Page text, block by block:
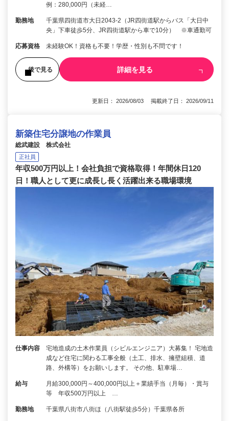
例：280,000円（未経…
勤務地
千葉県四街道市大日2043-2（JR四街道駅からバス「大日中
央」下車徒歩5分、JR四街道駅から車で10分） ※車通勤可
応募資格 未経験OK！資格も不要！学歴・性別も不問です！
後で見る 詳細を見る
更新日： 2026/08/03 掲載終了日： 2026/09/11
新築住宅分譲地の作業員
総武建設 株式会社
正社員
年収500万円以上！会社負担で資格取得！年間休日120
日！職人として更に成長し長く活躍出来る職場環境
仕事内容
宅地造成の土木作業員（シビルエンジニア）大募集！ 宅地造
成など住宅に関わる工事全般（土工、排水、擁壁組積、道
路、外構等）をお願いします。 その他、駐車場…
給与
月給300,000円～400,000円以上＋業績手当（月毎）・賞与
等 年収500万円以上 …
勤務地 千葉県八街市八街ほ（八街駅徒歩5分）千葉県各所